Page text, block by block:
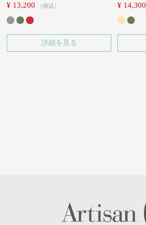
¥ 13,200 税込
詳細を見る
¥ 14,300